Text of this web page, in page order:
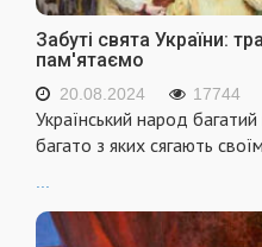
Забуті свята України:
пам'ятаємо
20.08.2024 17744
Український народ
багато з яких сягають